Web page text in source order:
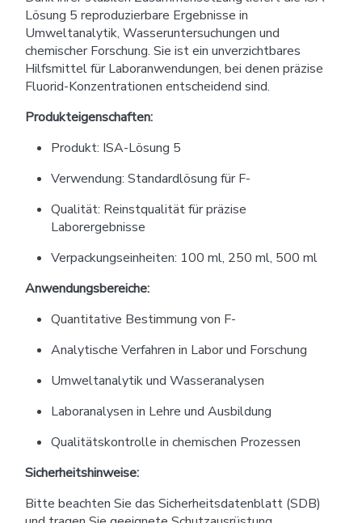
Lösung 5 reproduzierbare Ergebnisse in
Umweltanalytik, Wasseruntersuchungen und
chemischer Forschung. Sie ist ein unverzichtbares
Hilfsmittel für Laboranwendungen, bei denen präzise
Fluorid-Konzentrationen entscheidend sind.
Produkteigenschaften:
Produkt: ISA-Lösung 5
Verwendung: Standardlösung für F-
Qualität: Reinstqualität für präzise
Laborergebnisse
Verpackungseinheiten: 100 ml, 250 ml, 500 ml
Anwendungsbereiche:
Quantitative Bestimmung von F-
Analytische Verfahren in Labor und Forschung
Umweltanalytik und Wasseranalysen
Laboranalysen in Lehre und Ausbildung
Qualitätskontrolle in chemischen Prozessen
Sicherheitshinweise:
Bitte beachten Sie das Sicherheitsdatenblatt (SDB)